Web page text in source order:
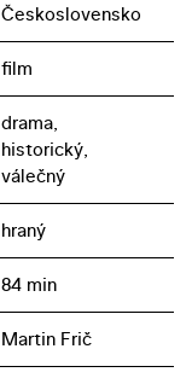
Československo
film
drama,
historický,
válečný
hraný
84 min
Martin Frič